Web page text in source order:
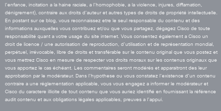
l’enfance, incitation a la haine raciale, a l’homophobie, a la violence, injures, diffamation,
dénigrement), contraire aux droits d’auteur et autres types de droits de propriété intellectuelle.
En postant sur ce blog, vous reconnaissez etre le seul responsable du contenu et des
informations auxquelles vous contribuez et/ou que vous partagez, dégagez Cisco de toute
responsabilité quant a votre usage du site internet. Vous consentez également a Cisco un
droit de licence / une autorisation de reproduction, d’utilisation et de représentation mondial,
perpétuel, irrévocable, libre de droits et transférable sur le contenu original que vous postez et
vous mettrez Cisco en mesure de respecter vos droits moraux sur les contenus originaux que
vous apportez le cas échéant. Les commentaires seront modérés et apparaitront des leur
approbation par le modérateur. Dans l’hypothese ou vous constatez l’existence d’un contenu
contraire a une réglementation applicable, vous vous engagez a informer le modérateur et
Cisco du caractere illicite de tout contenu que vous auriez identifié en fournissant la référence
audit contenu et aux obligations légales applicables, preuves a l’appui.